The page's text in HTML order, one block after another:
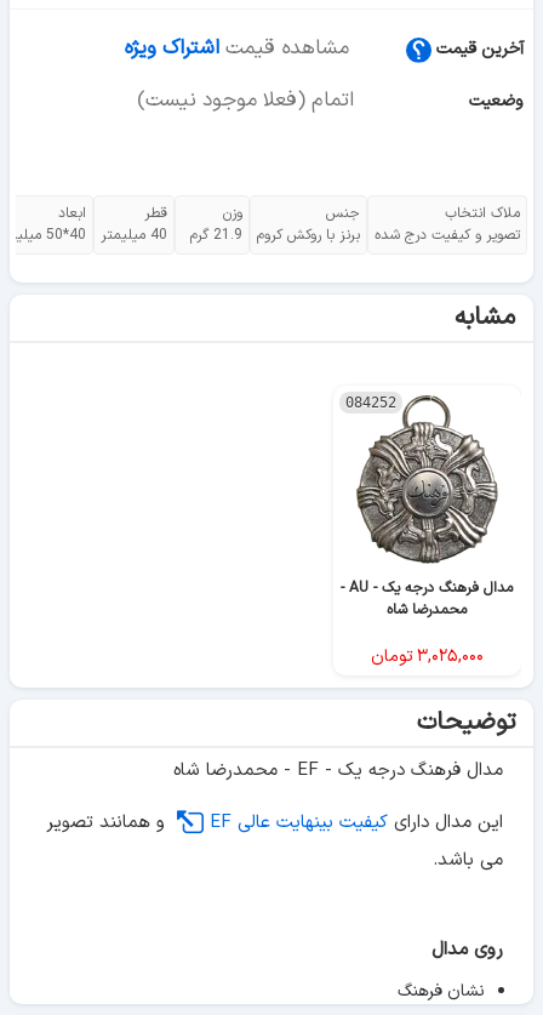
آخرین قیمت مشاهده قیمت اشتراک ویژه
وضعیت اتمام (فعلا موجود نیست)
ملاک انتخاب
تصویر و کیفیت درج شده
جنس
برنز با روکش کروم
وزن
21.9 گرم
قطر
40 میلیمتر
ابعاد
40*50 میلیمتر
مشابه
084252
مدال فرهنگ درجه یک - AU -
محمدرضا شاه
۳,۰۲۵,۰۰۰تومان
توضیحات
مدال فرهنگ درجه یک - EF - محمدرضا شاه
این مدال دارای کیفیت بینهایت عالی EF
و همانند تصویر
می باشد.
روی مدال
نشان فرهنگ